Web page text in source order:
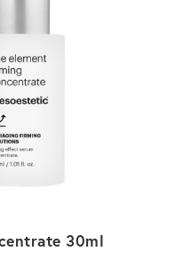
30ml